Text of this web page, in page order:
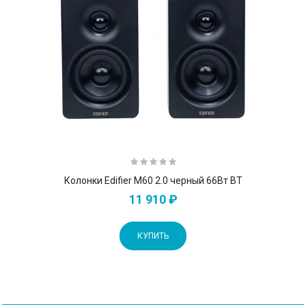
Колонки Edifier M60 2.0 черный 66Вт BT
11 910 ₽
КУПИТЬ